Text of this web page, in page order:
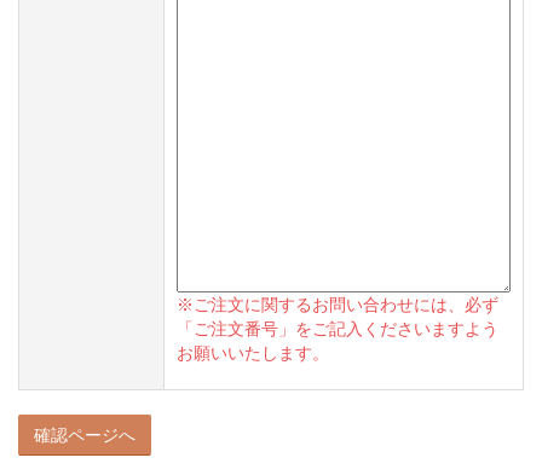
※ご注文に関するお問い合わせには、必ず
「ご注文番号」をご記入くださいますよう
お願いいたします。